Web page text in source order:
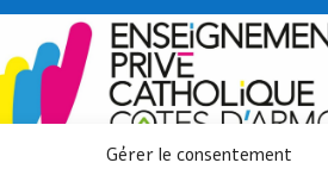
Gérer le consentement